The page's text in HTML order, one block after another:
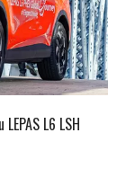
L6 LSH